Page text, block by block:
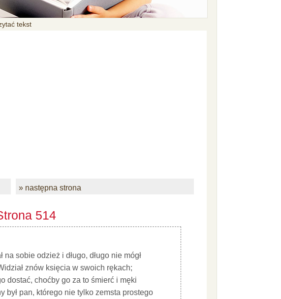
tekst
» następna strona
514
na sobie odzież i długo, długo nie mógł
znów księcia w swoich rękach;
dostać, choćby go za to śmierć i męki
był pan, którego nie tylko zemsta prostego